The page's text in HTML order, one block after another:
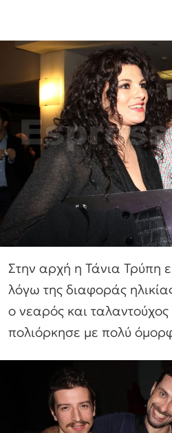
Στην αρχή η Τάνια Τρύπη
λόγω της διαφοράς
ο νεαρός και ταλαντούχος
πολιόρκησε με πολύ